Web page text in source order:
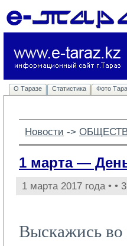
О Таразе Статистика Фото
Новости ->
1 марта —
1 марта 2017 года • •
Выскажись во